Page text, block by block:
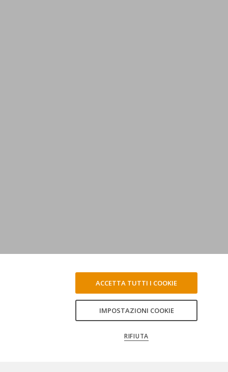
IMPOSTAZIONI COOKIE
RIFIUTA
ACCETTA TUTTI I COOKIE